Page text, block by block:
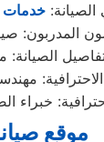
الصيانة:خدمات
موقع